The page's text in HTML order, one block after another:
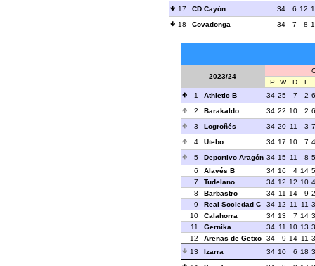
17
CD Cayón 34 6 12
18
Covadonga 34 7 8
2023/24
P
W D
L
1
Athletic B 34 25 7 2
2
Barakaldo 34 22 10 2
3
Logroñés 34 20 11 3
4
Utebo 34 17 10 7
5
Deportivo Aragón 34 15 11 8
6
Alavés B 34 16 4 14
7
Tudelano 34 12 12 10
8
Barbastro 34 11 14 9
9
Real Sociedad C 34 12 11 11
10
Calahorra 34 13 7 14
11
Gernika 34 11 10 13
12
Arenas de Getxo 34 9 14 11
13
Izarra 34 10 6 18